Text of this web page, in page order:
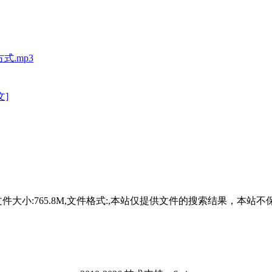
式.mp3
]
件大小:765.8M,文件格式:,本站仅提供文件的搜索结果，本站